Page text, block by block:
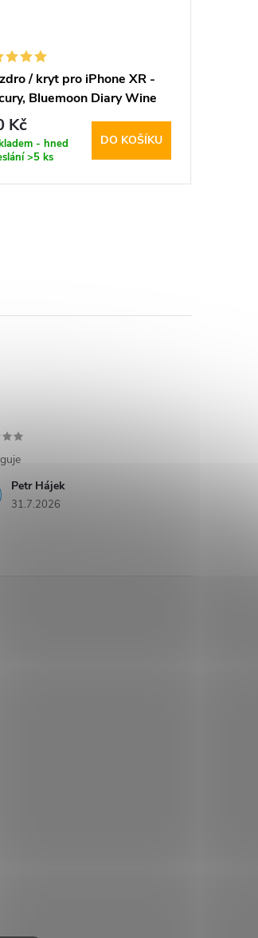
/ kryt pro iPhone XR -
Bluemoon Diary Wine
Kč
- hned
>5 ks
DO KOŠÍKU
Petr Hájek
31.7.2026